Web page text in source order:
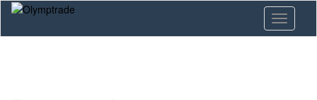
Skip
main
Toggle